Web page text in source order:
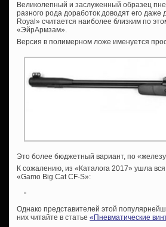
Великолепный и заслуженный образец
разного рода доработок доводят его
Royal» считается наиболее близким по
«ЭйрАрмзам».
Версия в полимерном ложе именуется
Это более бюджетный вариант, по
К сожалению, из «Каталога 2017» ушла
«Gamo Big Cat CF-S»:
Однако представителей этой
них читайте в статье «Пневматические